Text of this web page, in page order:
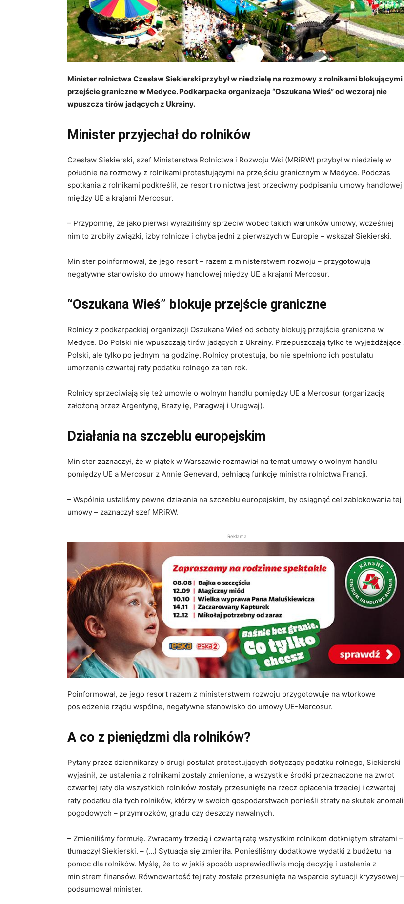
Minister rolnictwa Czesław Siekierski przybył w niedzielę na rozmowy z rolnikami blokującymi
przejście graniczne w Medyce.Podkarpacka organizacja “Oszukana Wieś” od wczoraj nie
wpuszcza tirów jadących z Ukrainy.
Minister przyjechał do rolników
Czesław Siekierski, szef Ministerstwa Rolnictwa i Rozwoju Wsi (MRiRW) przybył w niedzielę w
południe na rozmowy z rolnikami protestującymi na przejściu granicznym w Medyce. Podczas
spotkania z rolnikami podkreślił, że resort rolnictwa jest przeciwny podpisaniu umowy handlowej
między UE a krajami Mercosur.
– Przypomnę, że jako pierwsi wyraziliśmy sprzeciw wobec takich warunków umowy, wcześniej
nim to zrobiły związki, izby rolnicze i chyba jedni z pierwszych w Europie – wskazał Siekierski.
Minister poinformował, że jego resort – razem z ministerstwem rozwoju – przygotowują
negatywne stanowisko do umowy handlowej między UE a krajami Mercosur.
“Oszukana Wieś” blokuje przejście graniczne
Rolnicy z podkarpackiej organizacji Oszukana Wieś od soboty blokują przejście graniczne w
Medyce. Do Polski nie wpuszczają tirów jadących z Ukrainy. Przepuszczają tylko te wyjeżdżające
Polski, ale tylko po jednym na godzinę. Rolnicy protestują, bo nie spełniono ich postulatu
umorzenia czwartej raty podatku rolnego za ten rok.
Rolnicy sprzeciwiają się też umowie o wolnym handlu pomiędzy UE a Mercosur (organizacją
założoną przez Argentynę, Brazylię, Paragwaj i Urugwaj).
Działania na szczeblu europejskim
Minister zaznaczył, że w piątek w Warszawie rozmawiał na temat umowy o wolnym handlu
pomiędzy UE a Mercosur z Annie Genevard, pełniącą funkcję ministra rolnictwa Francji.
– Wspólnie ustaliśmy pewne działania na szczeblu europejskim, by osiągnąć cel zablokowania tej
umowy – zaznaczył szef MRiRW.
Reklama
Poinformował, że jego resort razem z ministerstwem rozwoju przygotowuje na wtorkowe
posiedzenie rządu wspólne, negatywne stanowisko do umowy UE-Mercosur.
A co z pieniędzmi dla rolników?
Pytany przez dziennikarzy o drugi postulat protestujących dotyczący podatku rolnego, Siekierski
wyjaśnił, że ustalenia z rolnikami zostały zmienione, a wszystkie środki przeznaczone na zwrot
czwartej raty dla wszystkich rolników zostały przesunięte na rzecz opłacenia trzeciej i czwartej
raty podatku dla tych rolników, którzy w swoich gospodarstwach ponieśli straty na skutek
pogodowych – przymrozków, gradu czy deszczy nawalnych.
– Zmieniliśmy formułę. Zwracamy trzecią i czwartą ratę wszystkim rolnikom dotkniętym stratami –
tłumaczył Siekierski. – (…) Sytuacja się zmieniła. Ponieśliśmy dodatkowe wydatki z budżetu na
pomoc dla rolników. Myślę, że to w jakiś sposób usprawiedliwia moją decyzję i ustalenia z
ministrem finansów. Równowartość tej raty została przesunięta na wsparcie sytuacji kryzysowej –
podsumował minister.